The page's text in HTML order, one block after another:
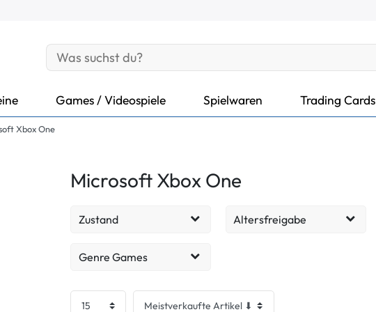
Games / Videospiele Spielwaren Trading Cards
Xbox One
Microsoft Xbox One
Zustand
88
Altersfreigabe
ab 6 Jahren
Genre Games